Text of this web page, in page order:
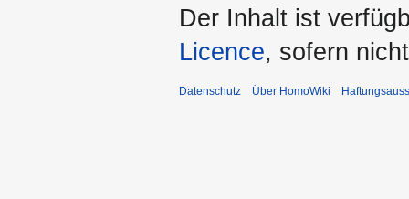
Der Inhalt ist
Licence, sofern
Datenschutz Über HomoWiki